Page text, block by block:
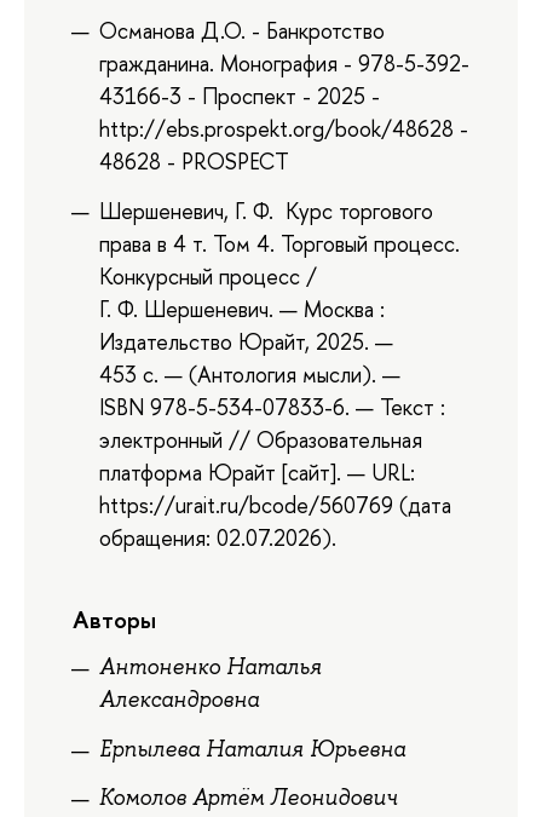
Османова Д.О. - Банкротство
гражданина. Монография - 978-5-392-
43166-3 - Проспект - 2025 -
http://ebs.prospekt.org/book/48628 -
48628 - PROSPECT
Шершеневич, Г. Ф. Курс торгового
права в 4 т. Том 4. Торговый процесс.
Конкурсный процесс /
Г. Ф. Шершеневич. — Москва :
Издательство Юрайт, 2025. —
453 с. — (Антология мысли). —
ISBN 978-5-534-07833-6. — Текст :
электронный // Образовательная
платформа Юрайт [сайт]. — URL:
https://urait.ru/bcode/560769 (дата
обращения: 02.07.2026).
Авторы
Антоненко Наталья
Александровна
Ерпылева Наталия Юрьевна
Комолов Артём Леонидович